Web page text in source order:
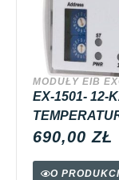
MODUŁY EIB
EX-1501- 12-
690,00ZŁ
O